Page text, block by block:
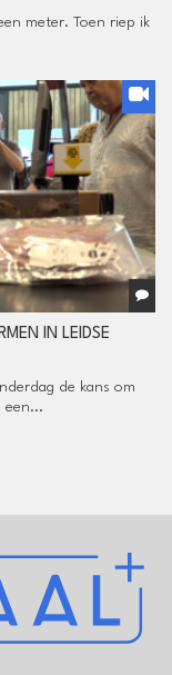
meter. Toen riep ik
IN LEIDSE
de kans om
een...